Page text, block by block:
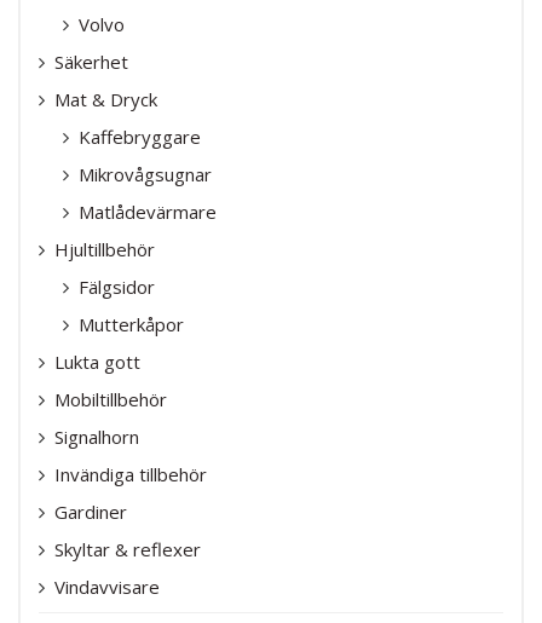
Volvo
Säkerhet
Mat & Dryck
Kaffebryggare
Mikrovågsugnar
Matlådevärmare
Hjultillbehör
Fälgsidor
Mutterkåpor
Lukta gott
Mobiltillbehör
Signalhorn
Invändiga tillbehör
Gardiner
Skyltar & reflexer
Vindavvisare